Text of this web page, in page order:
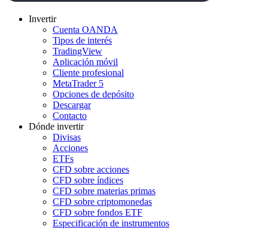
Invertir
Cuenta OANDA
Tipos de interés
TradingView
Aplicación móvil
Cliente profesional
MetaTrader 5
Opciones de depósito
Descargar
Contacto
Dónde invertir
Divisas
Acciones
ETFs
CFD sobre acciones
CFD sobre índices
CFD sobre materias primas
CFD sobre criptomonedas
CFD sobre fondos ETF
Especificación de instrumentos